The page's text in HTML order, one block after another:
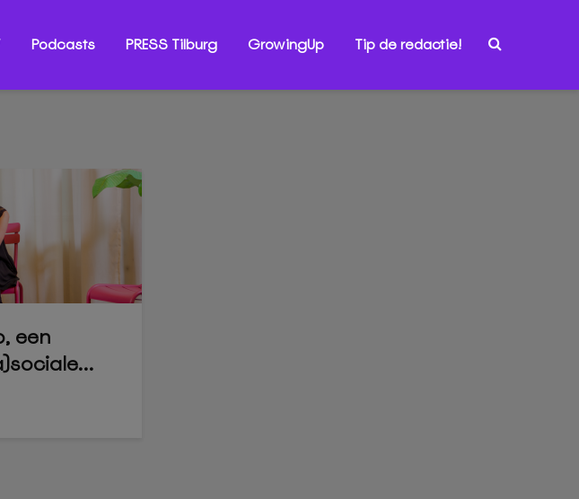
Podcasts PRESS Tilburg GrowingUp Tip de redactie!
een